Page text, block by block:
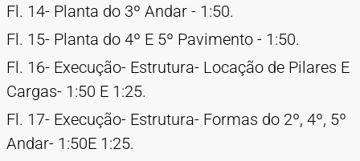
Fl. 14- Planta do 3º Andar - 1:50.
Fl. 15- Planta do 4º E 5º Pavimento - 1:50.
Fl. 16- Execução- Estrutura- Locação de Pilares E
Cargas- 1:50 E 1:25.
Fl. 17- Execução- Estrutura- Formas do 2º, 4º, 5º
Andar- 1:50E 1:25.